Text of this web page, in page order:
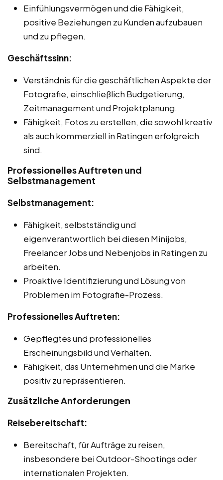
Einfühlungsvermögen und die Fähigkeit,
positive Beziehungen zu Kunden aufzubauen
und zu pflegen.
Geschäftssinn:
Verständnis für die geschäftlichen Aspekte der
Fotografie, einschließlich Budgetierung,
Zeitmanagement und Projektplanung.
Fähigkeit, Fotos zu erstellen, die sowohl kreativ
als auch kommerziell in Ratingen erfolgreich
sind.
Professionelles Auftreten und
Selbstmanagement
Selbstmanagement:
Fähigkeit, selbstständig und
eigenverantwortlich bei diesen Minijobs,
Freelancer Jobs und Nebenjobs in Ratingen zu
arbeiten.
Proaktive Identifizierung und Lösung von
Problemen im Fotografie-Prozess.
Professionelles Auftreten:
Gepflegtes und professionelles
Erscheinungsbild und Verhalten.
Fähigkeit, das Unternehmen und die Marke
positiv zu repräsentieren.
Zusätzliche Anforderungen
Reisebereitschaft:
Bereitschaft, für Aufträge zu reisen,
insbesondere bei Outdoor-Shootings oder
internationalen Projekten.